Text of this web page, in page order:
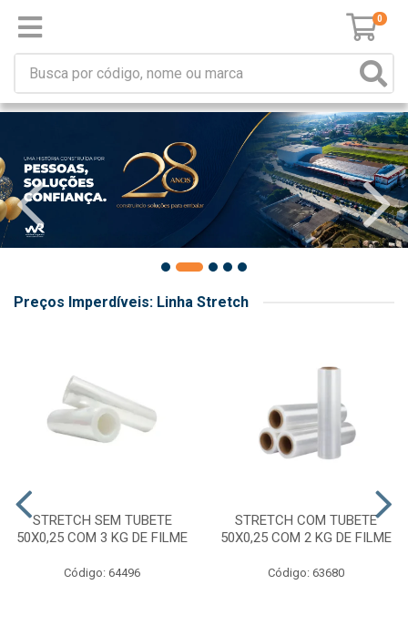
0
Preços Imperdíveis: Linha Stretch
STRETCH SEM TUBETE
50X0,25 COM 3 KG DE FILME
Código: 64496
STRETCH COM TUBETE
50X0,25 COM 2 KG DE FILME
Código: 63680